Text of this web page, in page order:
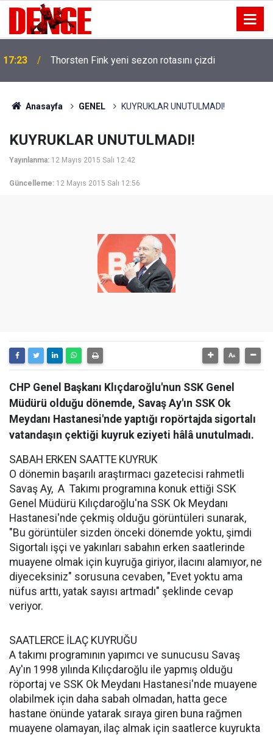
17:23 Thorsten Fink yeni sezon rotasını çizdi
Anasayfa GENEL KUYRUKLAR UNUTULMADI!
KUYRUKLAR UNUTULMADI!
Yayınlanma: 12 Mayıs 2015 Salı 12:42
Güncelleme: 12 Mayıs 2015 Salı 12:56
CHP Genel Başkanı Klıçdaroğlu'nun SSK Genel
Müdürü olduğu dönemde, Savaş Ay'ın SSK Ok
Meydanı Hastanesi'nde yaptığı ropörtajda sigortalı
vatandaşın çektiği kuyruk eziyeti hâlâ unutulmadı.
SABAH ERKEN SAATTE KUYRUK
O dönemin başarılı araştırmacı gazetecisi rahmetli
Savaş Ay, A Takımı programına konuk ettiği SSK
Genel Müdürü Kılıçdaroğlu'na SSK Ok Meydanı
Hastanesi'nde çekmiş olduğu görüntüleri sunarak,
"Bu görüntüler sizden önceki dönemde yoktu, şimdi
Sigortalı işçi ve yakınları sabahın erken saatlerinde
muayene olmak için kuyruğa giriyor, ilacını alamıyor, ne
diyeceksiniz" sorusuna cevaben, "Evet yoktu ama
nüfus arttı, yatak sayısı artmadı" şeklinde cevap
veriyor.
SAATLERCE İLAÇ KUYRUĞU
A takımı programının yapımcı ve sunucusu Savaş
Ay'ın 1998 yılında Kılıçdaroğlu ile yapmış olduğu
röportaj ve SSK Ok Meydanı Hastanesi'nde muayene
olabilmek için daha sabah olmadan, hatta gece
hastane önünde yatarak sıraya giren buna rağmen
muayene olamayan, ilaç almak için saatlerce kuyrukta